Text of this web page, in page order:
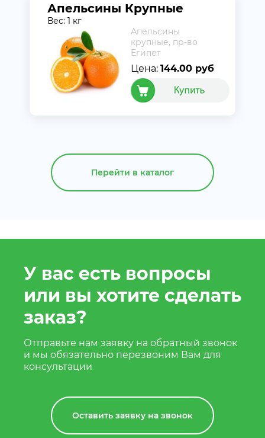
Апельсины Крупные
Вес: 1 кг
Апельсины
крупные, пр-во
Египет
Цена: 144.00 руб
Перейти в каталог
У вас есть вопросы
или вы хотите сделать
заказ?
Отправьте нам заявку на обратный звонок
и мы обязательно перезвоним Вам для
консультации
Оставить заявку на звонок